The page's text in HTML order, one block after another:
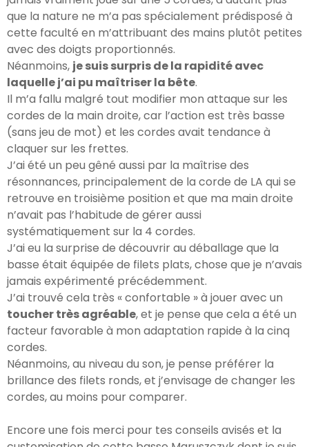
que la nature ne m’a pas spécialement prédisposé à
cette faculté en m’attribuant des mains plutôt petites
avec des doigts proportionnés.
Néanmoins, je suis surpris de la rapidité avec
laquelle j’ai pu maîtriser la bête.
Il m’a fallu malgré tout modifier mon attaque sur les
cordes de la main droite, car l’action est très basse
(sans jeu de mot) et les cordes avait tendance à
claquer sur les frettes.
J’ai été un peu gêné aussi par la maîtrise des
résonnances, principalement de la corde de LA qui se
retrouve en troisième position et que ma main droite
n’avait pas l’habitude de gérer aussi
systématiquement sur la 4 cordes.
J’ai eu la surprise de découvrir au déballage que la
basse était équipée de filets plats, chose que je n’avais
jamais expérimenté précédemment.
J’ai trouvé cela très « confortable » à jouer avec un
toucher très agréable, et je pense que cela a été un
facteur favorable à mon adaptation rapide à la cinq
cordes.
Néanmoins, au niveau du son, je pense préférer la
brillance des filets ronds, et j’envisage de changer les
cordes, au moins pour comparer.
Encore une fois merci pour tes conseils avisés et la